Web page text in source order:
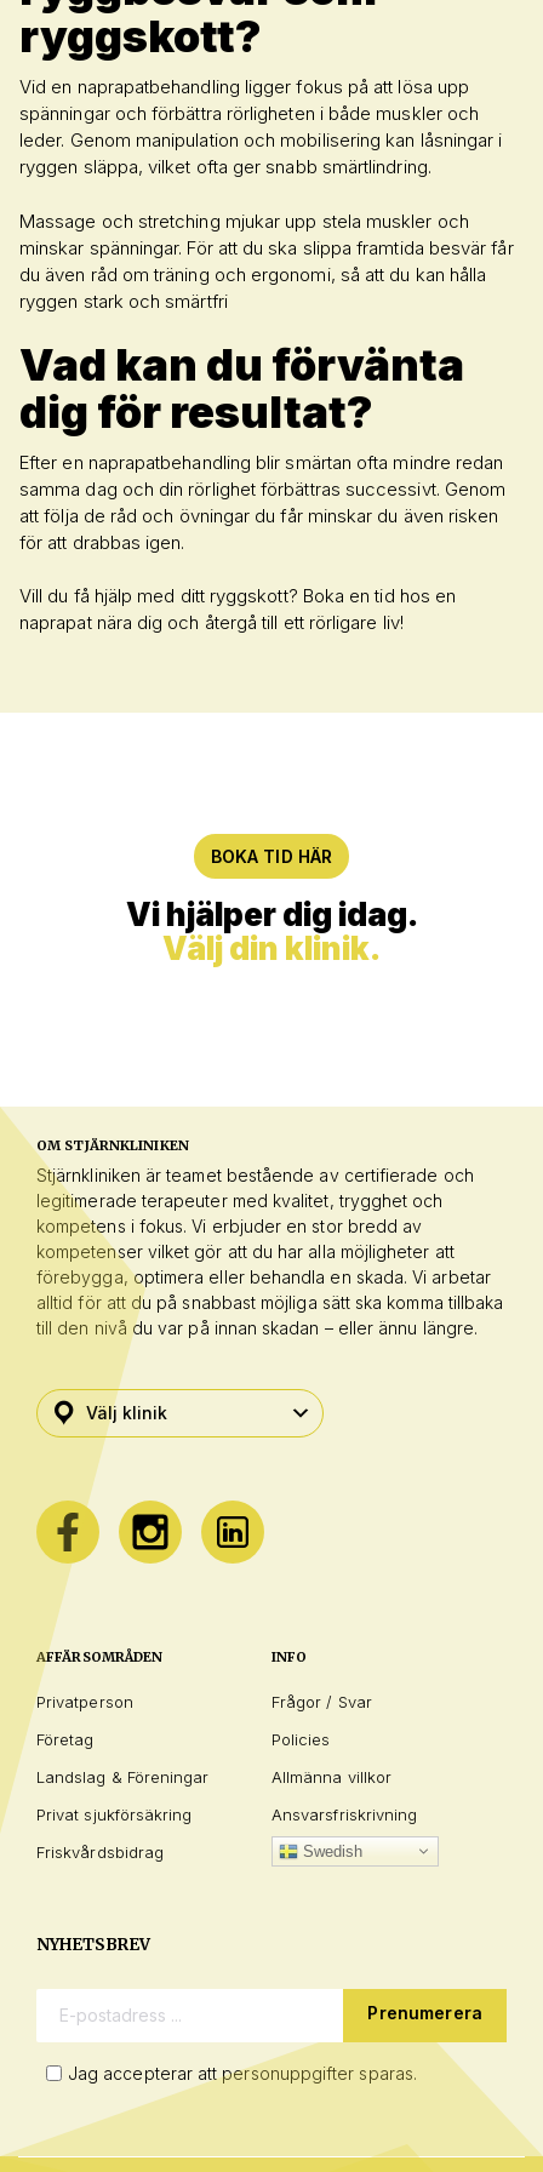
ryggskott?
Vid en naprapatbehandling ligger fokus på att lösa upp
spänningar och förbättra rörligheten i både muskler och
leder. Genom manipulation och mobilisering kan låsningar i
ryggen släppa, vilket ofta ger snabb smärtlindring.
Massage och stretching mjukar upp stela muskler och
minskar spänningar. För att du ska slippa framtida besvär får
du även råd om träning och ergonomi, så att du kan hålla
ryggen stark och smärtfri
Vad kan du förvänta
dig för resultat?
Efter en naprapatbehandling blir smärtan ofta mindre redan
samma dag och din rörlighet förbättras successivt. Genom
att följa de råd och övningar du får minskar du även risken
för att drabbas igen.
Vill du få hjälp med ditt ryggskott? Boka en tid hos en
naprapat nära dig och återgå till ett rörligare liv!
BOKA TID HÄR
Vi hjälper dig idag.
Välj din klinik.
OM STJÄRNKLINIKEN
Stjärnkliniken är teamet bestående av certifierade och
legitimerade terapeuter med kvalitet, trygghet och
kompetens i fokus. Vi erbjuder en stor bredd av
kompetenser vilket gör att du har alla möjligheter att
förebygga, optimera eller behandla en skada. Vi arbetar
alltid för att du på snabbast möjliga sätt ska komma tillbaka
till den nivå du var på innan skadan – eller ännu längre.
AFFÄRSOMRÅDEN
Privatperson
Företag
Landslag & Föreningar
Privat sjukförsäkring
Friskvårdsbidrag
INFO
Frågor / Svar
Policies
Allmänna villkor
Ansvarsfriskrivning
Swedish
NYHETSBREV
E-postadress:
Jag accepterar att personuppgifter sparas.